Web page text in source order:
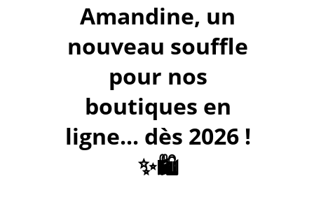
Amandine, un
nouveau souffle
pour nos
boutiques en
ligne... dès 2026 !
✨🛍️